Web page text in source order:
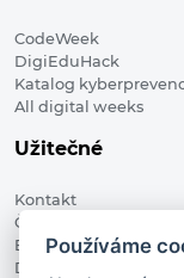
CodeWeek
DigiEduHack
Katalog
All digital weeks
Užitečné
Kontakt
Členské organizace
Blog
Digitalizace ve
Používáme